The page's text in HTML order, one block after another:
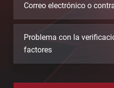
Correo electrónico o
Problema con la
factores